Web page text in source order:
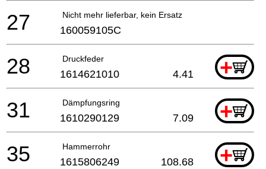
Nicht mehr lieferbar, kein Ersatz
27 160059105C
Druckfeder +
28 1614621010 4.41
Dämpfungsring +
31 1610290129 7.09
Hammerrohr +
35 1615806249 108.68